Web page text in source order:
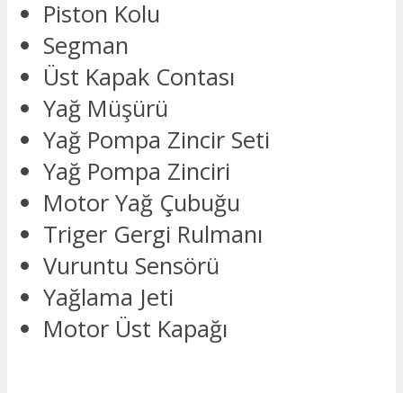
Piston Kolu
Segman
Üst Kapak Contası
Yağ Müşürü
Yağ Pompa Zincir Seti
Yağ Pompa Zinciri
Motor Yağ Çubuğu
Triger Gergi Rulmanı
Vuruntu Sensörü
Yağlama Jeti
Motor Üst Kapağı